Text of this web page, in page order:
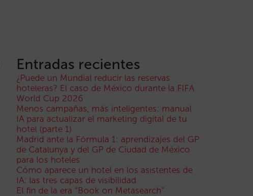
Entradas recientes
¿Puede un Mundial reducir las reservas
hoteleras? El caso de México durante la FIFA
World Cup 2026
Menos campañas, más inteligentes: manual
IA para actualizar el marketing digital de tu
hotel (parte 1)
Madrid ante la Fórmula 1: aprendizajes del GP
de Catalunya y del GP de Ciudad de México
para los hoteles
Cómo aparece un hotel en los asistentes de
IA: las tres capas de visibilidad
El fin de la era “Book on Metasearch”